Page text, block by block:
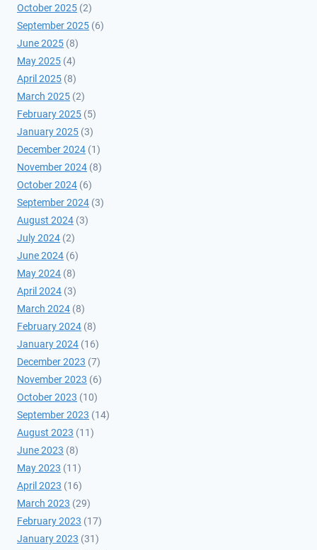
October 2025 (2)
September 2025 (6)
June 2025 (8)
May 2025 (4)
April 2025 (8)
March 2025 (2)
February 2025 (5)
January 2025 (3)
December 2024 (1)
November 2024 (8)
October 2024 (6)
September 2024 (3)
August 2024 (3)
July 2024 (2)
June 2024 (6)
May 2024 (8)
April 2024 (3)
March 2024 (8)
February 2024 (8)
January 2024 (16)
December 2023 (7)
November 2023 (6)
October 2023 (10)
September 2023 (14)
August 2023 (11)
June 2023 (8)
May 2023 (11)
April 2023 (16)
March 2023 (29)
February 2023 (17)
January 2023 (31)